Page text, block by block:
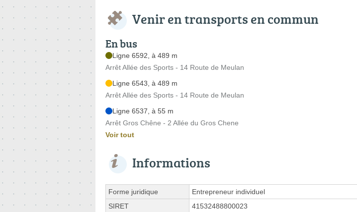
Venir en transports en commun
En bus
Ligne 6592, à 489 m
Arrêt Allée des Sports - 14 Route de Meulan
Ligne 6543, à 489 m
Arrêt Allée des Sports - 14 Route de Meulan
Ligne 6537, à 55 m
Arrêt Gros Chêne - 2 Allée du Gros Chene
Voir tout
Informations
Forme juridique
Entrepreneur individuel
SIRET
41532488800023